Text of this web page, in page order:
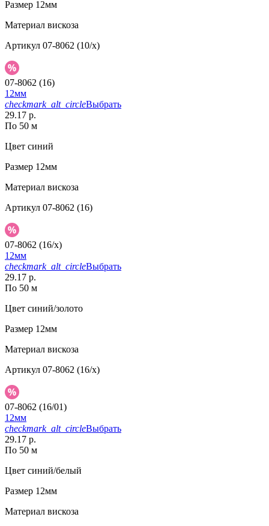
Размер 12мм
Материал вискоза
Артикул 07-8062 (10/x)
07-8062 (16)
12мм
checkmark_alt_circleВыбрать
29.17 р.
По 50 м
Цвет синий
Размер 12мм
Материал вискоза
Артикул 07-8062 (16)
07-8062 (16/x)
12мм
checkmark_alt_circleВыбрать
29.17 р.
По 50 м
Цвет синий/золото
Размер 12мм
Материал вискоза
Артикул 07-8062 (16/x)
07-8062 (16/01)
12мм
checkmark_alt_circleВыбрать
29.17 р.
По 50 м
Цвет синий/белый
Размер 12мм
Материал вискоза